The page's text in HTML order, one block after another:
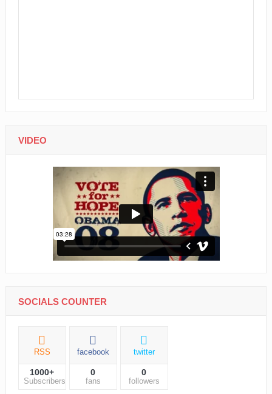
VIDEO
SOCIALS COUNTER
RSS
1000+
Subscribers
facebook
0
fans
twitter
0
followers